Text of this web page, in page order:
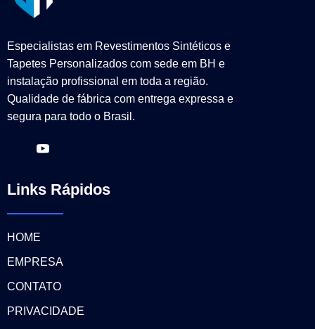
Especialistas em Revestimentos Sintéticos e
Tapetes Personalizados com sede em BH e
instalação profissional em toda a região.
Qualidade de fábrica com entrega expressa e
segura para todo o Brasil.
Links Rápidos
HOME
EMPRESA
CONTATO
PRIVACIDADE